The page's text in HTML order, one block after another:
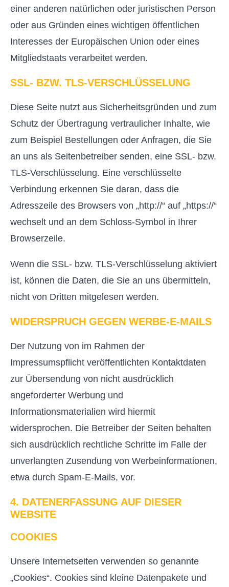
einer anderen natürlichen oder juristischen Person
oder aus Gründen eines wichtigen öffentlichen
Interesses der Europäischen Union oder eines
Mitgliedstaats verarbeitet werden.
SSL- BZW. TLS-VERSCHLÜSSELUNG
Diese Seite nutzt aus Sicherheitsgründen und zum
Schutz der Übertragung vertraulicher Inhalte, wie
zum Beispiel Bestellungen oder Anfragen, die Sie
an uns als Seitenbetreiber senden, eine SSL- bzw.
TLS-Verschlüsselung. Eine verschlüsselte
Verbindung erkennen Sie daran, dass die
Adresszeile des Browsers von „http://“ auf „https://“
wechselt und an dem Schloss-Symbol in Ihrer
Browserzeile.
Wenn die SSL- bzw. TLS-Verschlüsselung aktiviert
ist, können die Daten, die Sie an uns übermitteln,
nicht von Dritten mitgelesen werden.
WIDERSPRUCH GEGEN WERBE-E-MAILS
Der Nutzung von im Rahmen der
Impressumspflicht veröffentlichten Kontaktdaten
zur Übersendung von nicht ausdrücklich
angeforderter Werbung und
Informationsmaterialien wird hiermit
widersprochen. Die Betreiber der Seiten behalten
sich ausdrücklich rechtliche Schritte im Falle der
unverlangten Zusendung von Werbeinformationen,
etwa durch Spam-E-Mails, vor.
4. DATENERFASSUNG AUF DIESER
WEBSITE
COOKIES
Unsere Internetseiten verwenden so genannte
„Cookies“. Cookies sind kleine Datenpakete und